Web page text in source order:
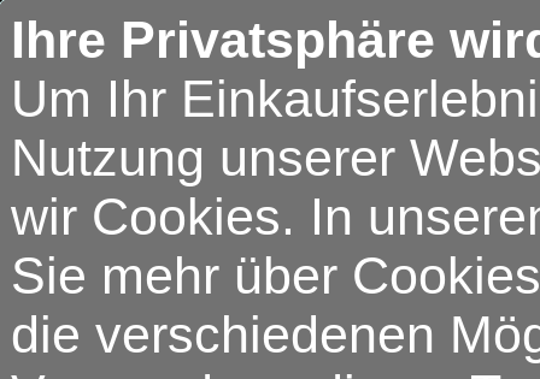
Ihre Privatsphäre
Um Ihr
Nutzung unserer
wir Cookies. In
Sie mehr über
die verschiedenen